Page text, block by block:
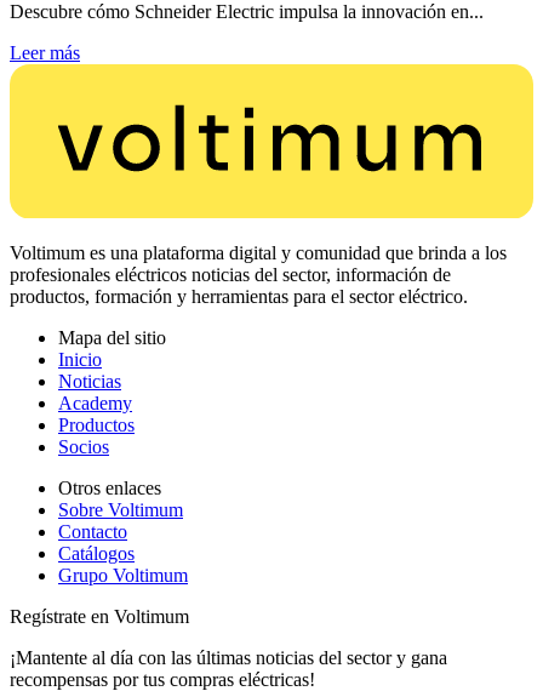
Descubre cómo Schneider Electric impulsa la innovación en...
Leer más
Voltimum es una plataforma digital y comunidad que brinda a los
profesionales eléctricos noticias del sector, información de
productos, formación y herramientas para el sector eléctrico.
Mapa del sitio
Inicio
Noticias
Academy
Productos
Socios
Otros enlaces
Sobre Voltimum
Contacto
Catálogos
Grupo Voltimum
Regístrate en Voltimum
¡Mantente al día con las últimas noticias del sector y gana
recompensas por tus compras eléctricas!